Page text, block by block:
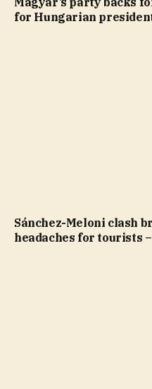
for Hungarian
Sánchez-Meloni clash
headaches for tourists